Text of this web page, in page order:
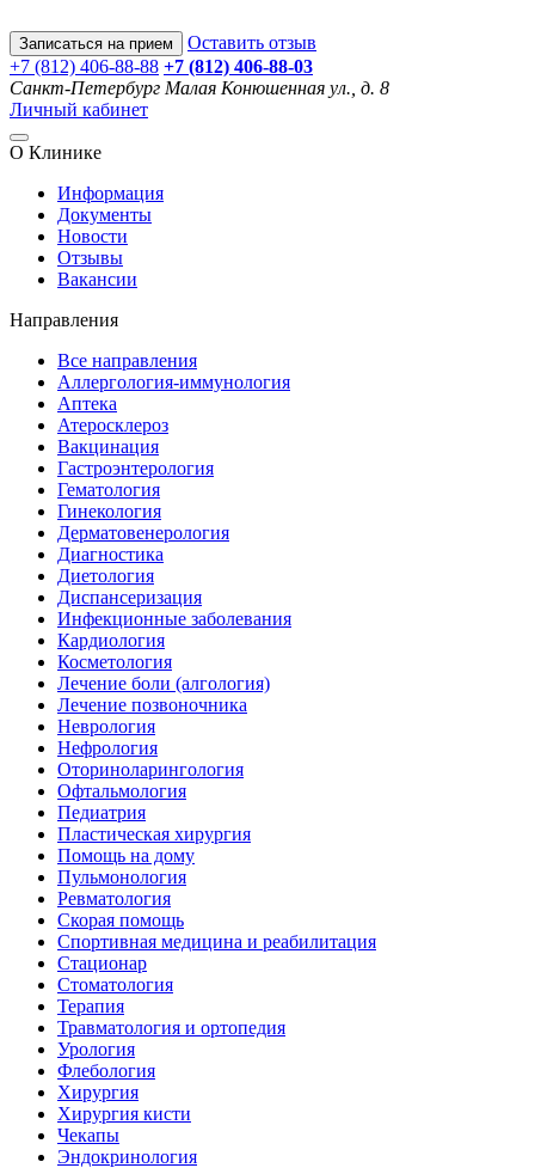
Записаться на прием
Оставить отзыв
+7 (812) 406-88-88 +7 (812) 406-88-03
Санкт-Петербург Малая Конюшенная ул., д. 8
Личный кабинет
О Клинике
Информация
Документы
Новости
Отзывы
Вакансии
Направления
Все направления
Аллергология-иммунология
Аптека
Атеросклероз
Вакцинация
Гастроэнтерология
Гематология
Гинекология
Дерматовенерология
Диагностика
Диетология
Диспансеризация
Инфекционные заболевания
Кардиология
Косметология
Лечение боли (алгология)
Лечение позвоночника
Неврология
Нефрология
Оториноларингология
Офтальмология
Педиатрия
Пластическая хирургия
Помощь на дому
Пульмонология
Ревматология
Скорая помощь
Спортивная медицина и реабилитация
Стационар
Стоматология
Терапия
Травматология и ортопедия
Урология
Флебология
Хирургия
Хирургия кисти
Чекапы
Эндокринология